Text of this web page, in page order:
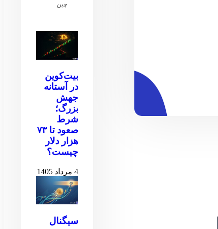
چین
بیت‌کوین
در آستانه
جهش
بزرگ؛
شرط
صعود تا ۷۳
هزار دلار
چیست؟
4 مرداد 1405
سیگنال